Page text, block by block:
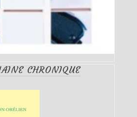
CHRONIQUE